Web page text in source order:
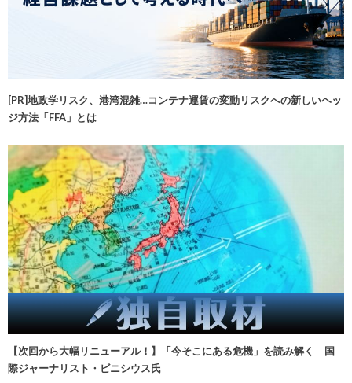
[PR]地政学リスク、港湾混雑…コンテナ運賃の変動リスクへの新しいヘッ
ジ方法「FFA」とは
【次回から大幅リニューアル！】「今そこにある危機」を読み解く 国
際ジャーナリスト・ビニシウス氏